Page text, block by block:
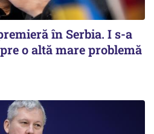
în Serbia. I s-a
o altă mare problemă